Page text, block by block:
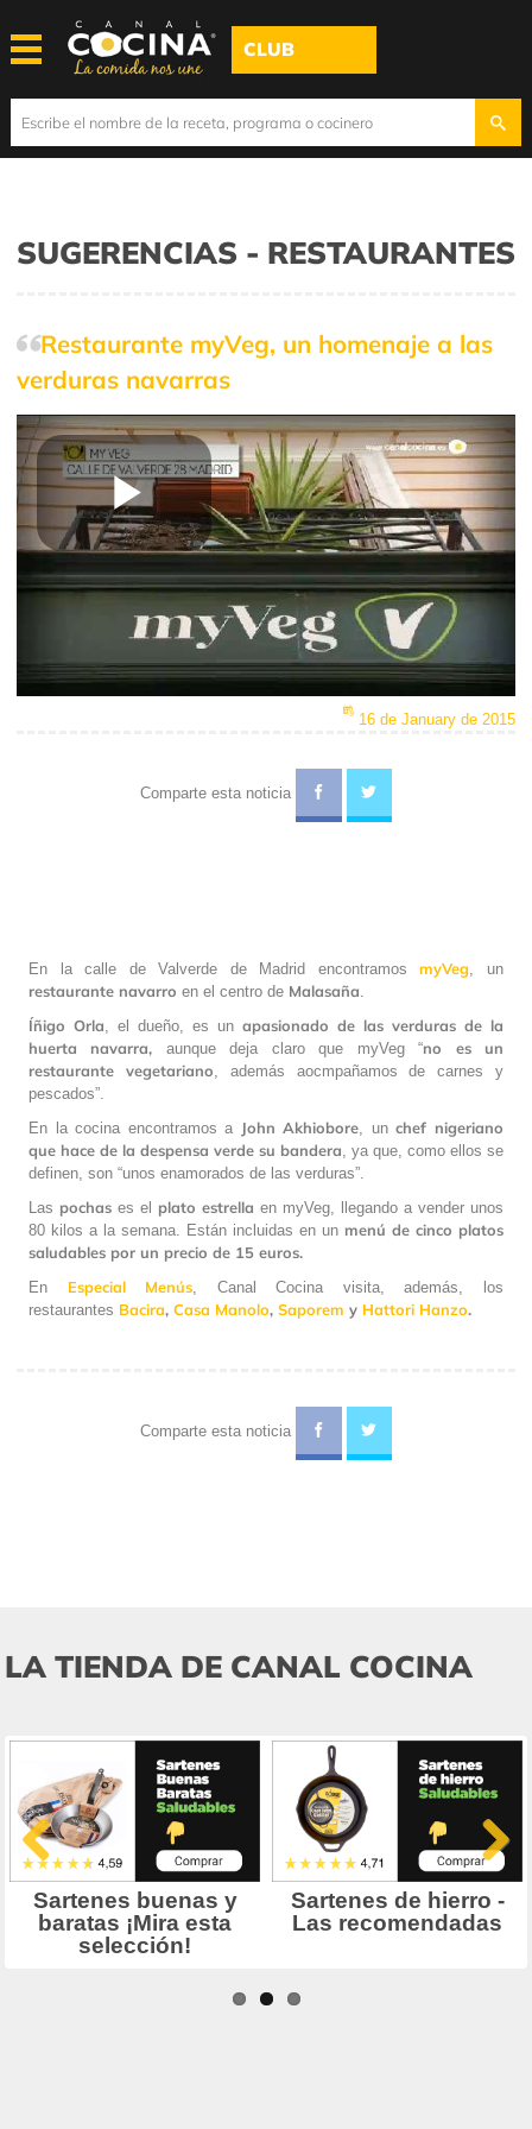
CLUB
SUGERENCIAS - RESTAURANTES
Restaurante myVeg, un homenaje a las
verduras navarras
Play
Video
16 de January de 2015
Comparte esta noticia
En la calle de Valverde de Madrid encontramosmyVeg , un
restaurante navarro en el centro de Malasaña
Íñigo Orla , el dueño, es un apasionado de las verduras de la
huerta navarra, aunque deja claro que myVeg “no es un
restaurante vegetariano , además aocmpañamos de carnes y
pescados”.
En la cocina encontramos a John Akhiobore , unchef nigeriano
que hace de la despensa verde su bandera , ya que, como ellos se
definen, son “unos enamorados de las verduras”.
Las pochas es el plato estrella en myVeg, llegando a vender unos
80 kilos a la semana. Están incluidas en un menú de cinco platos
saludables por un precio de 15 euros.
En Especial Menús , Canal Cocina visita, además, los
restaurantes Bacira, Casa Manolo, Saporem y Hattori Hanzo.
Comparte esta noticia
LA TIENDA DE CANAL COCINA